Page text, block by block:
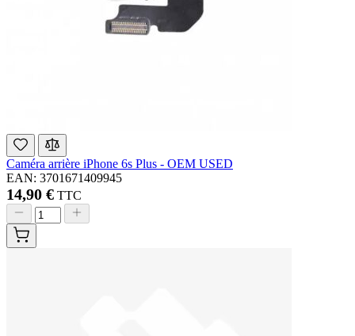
Caméra arrière iPhone 6s Plus - OEM USED
EAN: 3701671409945
14,90 € TTC